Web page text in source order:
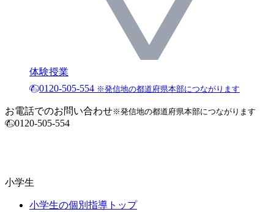
体験授業
0120-505-554 ※発信地の都道府県本部につながります
お電話でのお問い合わせ※発信地の都道府県本部につながります
0120-505-554
小学生
小学生の個別指導トップ